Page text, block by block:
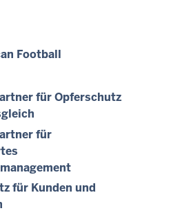
Football
für Opferschutz
für
für Kunden und